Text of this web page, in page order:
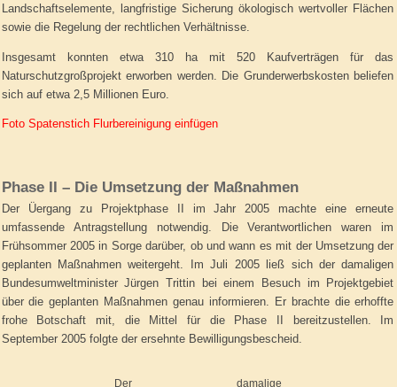
Landschaftselemente, langfristige Sicherung ökologisch wertvoller Flächen
sowie die Regelung der rechtlichen Verhältnisse.
Insgesamt konnten etwa 310 ha mit 520 Kaufverträgen für das
Naturschutzgroßprojekt erworben werden. Die Grunderwerbskosten beliefen
sich auf etwa 2,5 Millionen Euro.
Foto Spatenstich Flurbereinigung einfügen
Phase II – Die Umsetzung der Maßnahmen
Der Üergang zu Projektphase II im Jahr 2005 machte eine erneute
umfassende Antragstellung notwendig. Die Verantwortlichen waren im
Frühsommer 2005 in Sorge darüber, ob und wann es mit der Umsetzung der
geplanten Maßnahmen weitergeht. Im Juli 2005 ließ sich der damaligen
Bundesumweltminister Jürgen Trittin bei einem Besuch im Projektgebiet
über die geplanten Maßnahmen genau informieren. Er brachte die erhoffte
frohe Botschaft mit, die Mittel für die Phase II bereitzustellen. Im
September 2005 folgte der ersehnte Bewilligungsbescheid.
Der damalige